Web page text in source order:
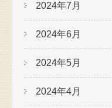
2024年7月
2024年6月
2024年5月
2024年4月